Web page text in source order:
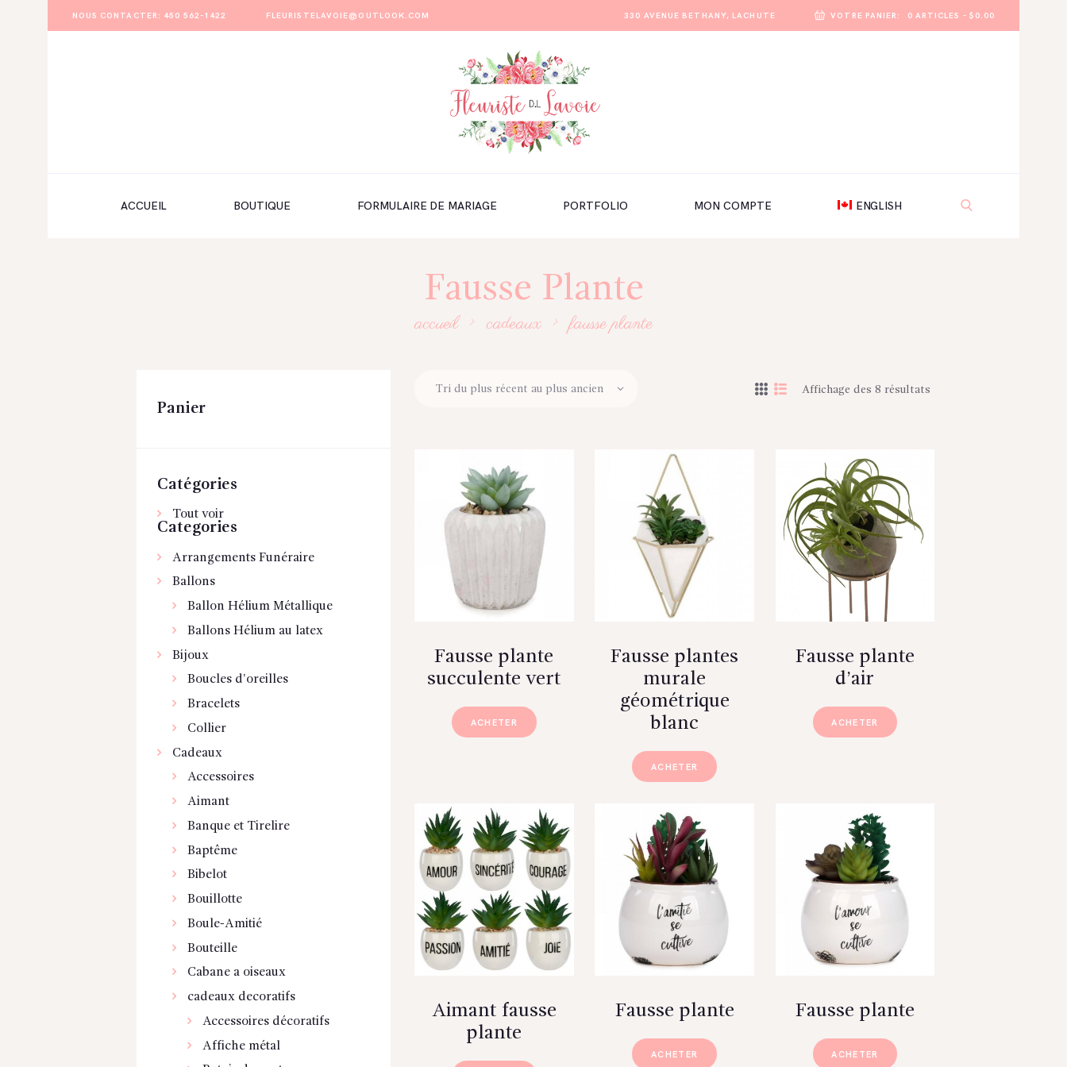
NOUS CONTACTER: 450 562-1422 FLEURISTELAVOIE@OUTLOOK.COM 330 AVENUE BETHANY, LACHUTE VOTRE PANIER: 0 ARTICLES - $0.00
ACCUEIL BOUTIQUE FORMULAIRE DE MARIAGE PORTFOLIO MON COMPTE ENGLISH
Fausse Plante
accueil cadeaux fausse plante
Affichage des 8 résultats
Fausse plante
succulente vert
ACHETER
Fausse plantes
murale
géométrique
blanc
ACHETER
Fausse plante
d’air
ACHETER
Aimant fausse
plante
Fausse plante
ACHETER
Fausse plante
ACHETER
Panier
Catégories
Tout voir
Categories
Arrangements Funéraire
Ballons
Ballon Hélium Métallique
Ballons Hélium au latex
Bijoux
Boucles d'oreilles
Bracelets
Collier
Cadeaux
Accessoires
Aimant
Banque et Tirelire
Baptême
Bibelot
Bouillotte
Boule-Amitié
Bouteille
Cabane a oiseaux
cadeaux decoratifs
Accessoires décoratifs
Affiche métal